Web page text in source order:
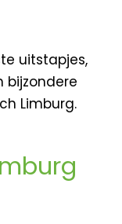
uitstapjes,
bijzondere
Limburg.